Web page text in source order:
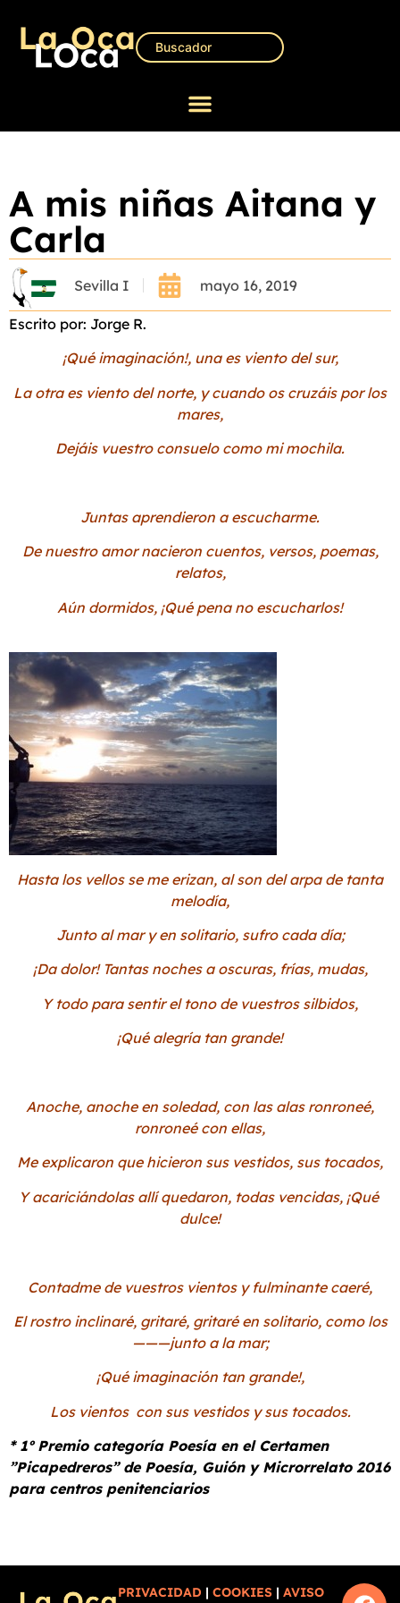
A mis niñas Aitana y
Carla
Sevilla I mayo 16, 2019
Escrito por: Jorge R.
¡Qué imaginación!, una es viento del sur,
La otra es viento del norte, y cuando os cruzáis por los
mares,
Dejáis vuestro consuelo como mi mochila.
Juntas aprendieron a escucharme.
De nuestro amor nacieron cuentos, versos, poemas,
relatos,
Aún dormidos, ¡Qué pena no escucharlos!
Hasta los vellos se me erizan, al son del arpa de tanta
melodía,
Junto al mar y en solitario, sufro cada día;
¡Da dolor! Tantas noches a oscuras, frías, mudas,
Y todo para sentir el tono de vuestros silbidos,
¡Qué alegría tan grande!
Anoche, anoche en soledad, con las alas ronroneé,
ronroneé con ellas,
Me explicaron que hicieron sus vestidos, sus tocados,
Y acariciándolas allí quedaron, todas vencidas, ¡Qué
dulce!
Contadme de vuestros vientos y fulminante caeré,
El rostro inclinaré, gritaré, gritaré en solitario, como los
———junto a la mar;
¡Qué imaginación tan grande!,
Los vientos con sus vestidos y sus tocados.
* 1º Premio categoría Poesía en el Certamen
”Picapedreros” de Poesía, Guión y Microrrelato 2016
para centros penitenciarios
PRIVACIDAD | COOKIES | AVISO